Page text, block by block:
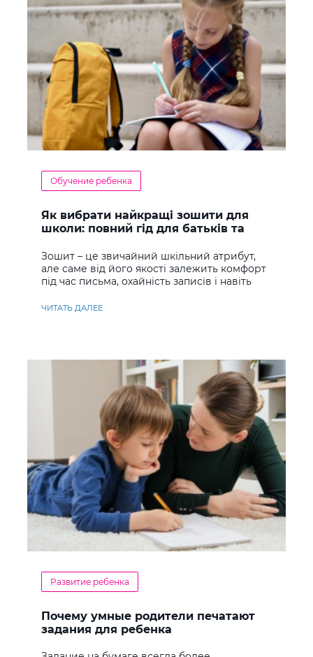
Обучение ребенка
Як вибрати найкращі зошити для
школи: повний гід для батьків та
Зошит – це звичайний шкільний атрибут,
але саме від його якості залежить комфорт
під час письма, охайність записів і навіть
ЧИТАТЬ ДАЛЕЕ
Развитие ребенка
Почему умные родители печатают
задания для ребенка